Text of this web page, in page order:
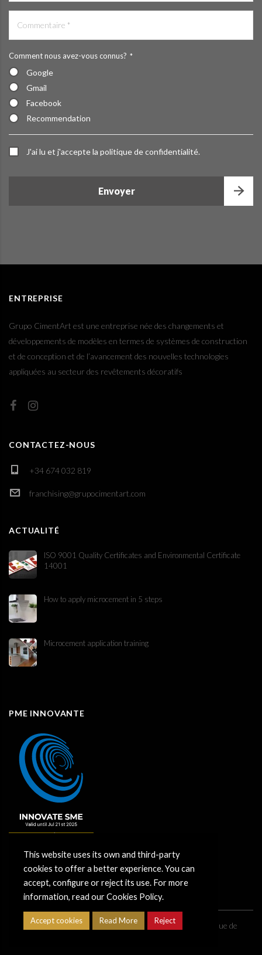
Comment nous avez-vous connus? *
Google
Gmail
Facebook
Recommendation
J'ai lu et j'accepte la politique de confidentialité.
Envoyer
be
ENTREPRISE
Grupo CimentArt est une entreprise née des changements et
développements de modèles en termes de systèmes de construction
et de conception et de l’avancement des nouvelles technologies
appliquées au secteur des revêtements décoratifs
CONTACTEZ-NOUS
+34 674 032 819
franchising@grupocimentart.com
ACTUALITÉ
ISO 9001 Quality Certificates and Environmental Certificate
14001
How to apply microcement in 5 steps
Microcement application training
PME INNOVANTE
Copyright © 2026 Grupo CimentArt | Avis juridique
Politique de
This website uses its own and third-party
cookies to offer a better experience. You can
accept, configure or reject its use. For more
information, read our Cookies Policy.
Accept cookies Read More Reject